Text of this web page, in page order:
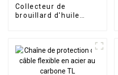
Collecteur de
brouillard d'huile